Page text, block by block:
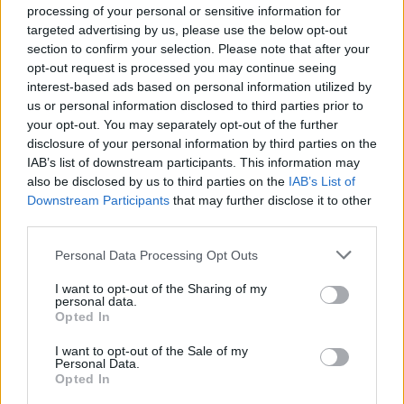
processing of your personal or sensitive information for
targeted advertising by us, please use the below opt-out
section to confirm your selection. Please note that after your
opt-out request is processed you may continue seeing
interest-based ads based on personal information utilized by
us or personal information disclosed to third parties prior to
your opt-out. You may separately opt-out of the further
disclosure of your personal information by third parties on the
IAB’s list of downstream participants. This information may
also be disclosed by us to third parties on the IAB’s List of
Downstream Participants that may further disclose it to other
Personal Data Processing Opt Outs
I want to opt-out of the Sharing of my
personal data.
Opted In
I want to opt-out of the Sale of my
Personal Data.
Opted In
contribue grandement à la santé. De même, éviter le
tabac et limiter la consommation d’alcool ont un
impact positif sur notre bien-être.
Les activités physiques alternatives et
adaptées
Pour ceux qui ont des contraintes physiques ou des
préférences différentes, il existe des activités moins
intenses mais tout aussi bénéfiques, comme la
marche, la natation douce, le jardinage ou la danse.
La clé est de rester actif au quotidien, même à un
Les risques liés à une pratique
sportive excessive ou mal adaptée
Il est important de souligner que la pratique du sport